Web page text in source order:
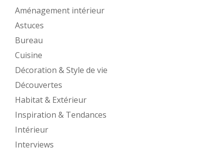
Aménagement intérieur
Astuces
Bureau
Cuisine
Décoration & Style de vie
Découvertes
Habitat & Extérieur
Inspiration & Tendances
Intérieur
Interviews